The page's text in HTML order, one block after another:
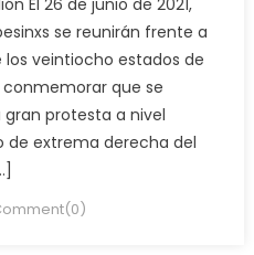
se reunirán frente a
veintiocho estados de
conmemorar que se
protesta a nivel
de extrema derecha del